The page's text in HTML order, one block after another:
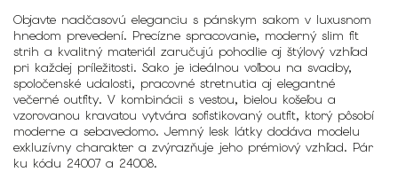
Objavte nadčasovú eleganciu s pánskym sakom v luxusnom
hnedom prevedení. Precízne spracovanie, moderný slim fit
strih a kvalitný materiál zaručujú pohodlie aj štýlový vzhľad
pri každej príležitosti. Sako je ideálnou voľbou na svadby,
spoločenské udalosti, pracovné stretnutia aj elegantné
večerné outfity. V kombinácii s vestou, bielou košeľou a
vzorovanou kravatou vytvára sofistikovaný outfit, ktorý pôsobí
moderne a sebavedomo. Jemný lesk látky dodáva modelu
exkluzívny charakter a zvýrazňuje jeho prémiový vzhľad. Pár
ku kódu 24007 a 24008.